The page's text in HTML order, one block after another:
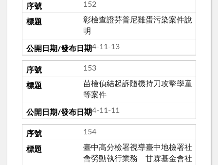
152
彰檢查證芬普尼雞蛋污染案件說
明
114-11-13
153
苗檢偵結起訴隨機持刀攻擊學童
等案件
114-11-11
154
臺中高分檢署視導臺中地檢署社
會勞動執行業務 甘霖基金會社